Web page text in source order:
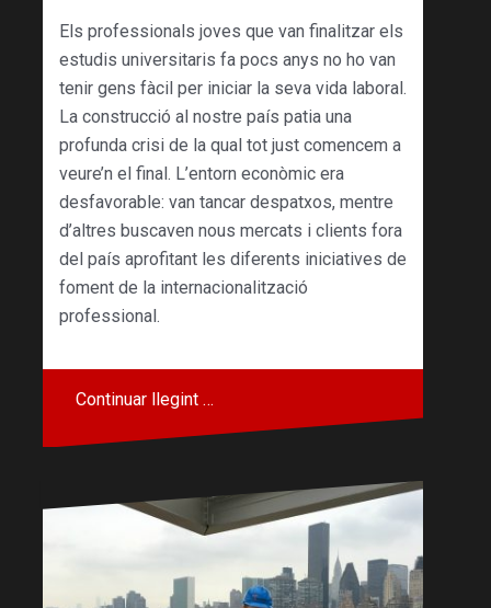
Els professionals joves que van finalitzar els
estudis universitaris fa pocs anys no ho van
tenir gens fàcil per iniciar la seva vida laboral.
La construcció al nostre país patia una
profunda crisi de la qual tot just comencem a
veure’n el final. L’entorn econòmic era
desfavorable: van tancar despatxos, mentre
d’altres buscaven nous mercats i clients fora
del país aprofitant les diferents iniciatives de
foment de la internacionalització
professional.
Continuar llegint …